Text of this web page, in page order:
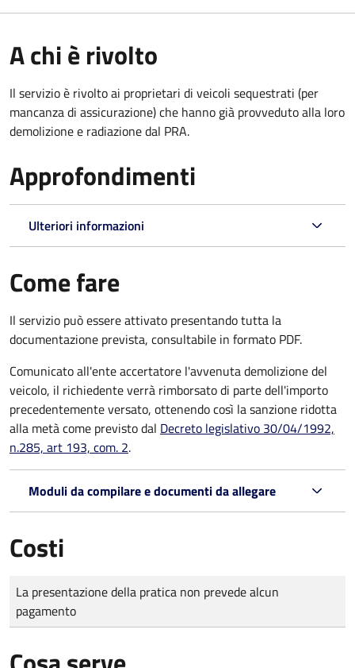
A chi è rivolto
Il servizio è rivolto ai proprietari di veicoli sequestrati (per
mancanza di assicurazione) che hanno già provveduto alla loro
demolizione e radiazione dal PRA.
Approfondimenti
Ulteriori informazioni
Come fare
Il servizio può essere attivato presentando tutta la
documentazione prevista, consultabile in formato PDF.
Comunicato all'ente accertatore l'avvenuta demolizione del
veicolo, il richiedente verrà rimborsato di parte dell'importo
precedentemente versato, ottenendo così la sanzione ridotta
alla metà come previsto dal Decreto legislativo 30/04/1992,
n.285, art 193, com. 2.
Moduli da compilare e documenti da allegare
Costi
Tipo di pagamento
Importo
La presentazione della pratica non prevede alcun
pagamento